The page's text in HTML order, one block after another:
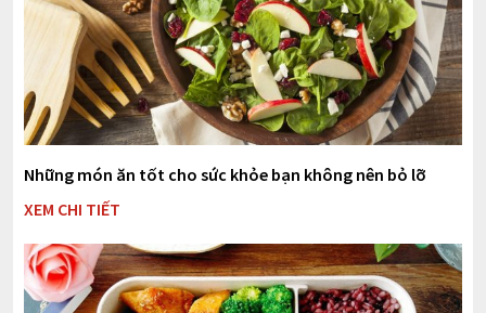
Những món ăn tốt cho sức khỏe bạn không nên bỏ lỡ
XEM CHI TIẾT